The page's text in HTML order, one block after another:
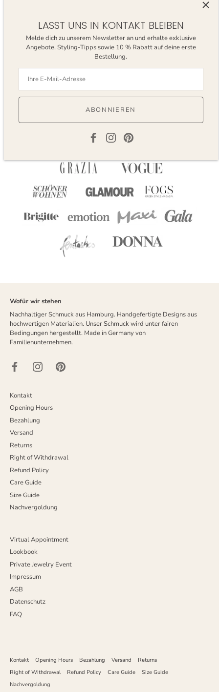
Hast du noch offene Fragen? Gerne helfen wir dir weiter.
Bekannts aus
LASST UNS IN KONTAKT BLEIBEN
Melde dich zu unserem Newsletter an und erhalte exklusive
Angebote, Styling-Tipps sowie 10 % Rabatt auf deine erste
Bestellung.
ABONNIEREN
Wofür wir stehen
Nachhaltiger Schmuck aus Hamburg. Handgefertigte Designs aus
hochwertigen Materialien. Unser Schmuck wird unter fairen
Bedingungen hergestellt. Made in Germany von
Familienunternehmen.
Kontakt
Opening Hours
Bezahlung
Versand
Returns
Right of Withdrawal
Refund Policy
Care Guide
Size Guide
Nachvergoldung
Virtual Appointment
Lookbook
Private Jewelry Event
Impressum
AGB
Datenschutz
FAQ
Kontakt Opening Hours Bezahlung Versand
Returns
Right of Withdrawal
Refund Policy Care Guide
Size Guide
Nachvergoldung